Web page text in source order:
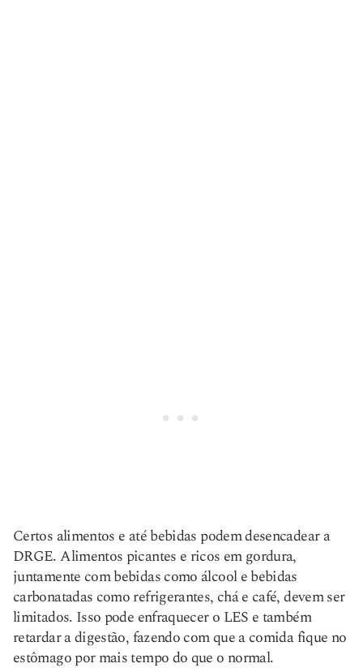
Certos alimentos e até bebidas podem desencadear a
DRGE. Alimentos picantes e ricos em gordura,
juntamente com bebidas como álcool e bebidas
carbonatadas como refrigerantes, chá e café, devem ser
limitados. Isso pode enfraquecer o LES e também
retardar a digestão, fazendo com que a comida fique no
estômago por mais tempo do que o normal.